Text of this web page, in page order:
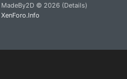
MadeBy2D © 2026 (Details)
XenForo.Info